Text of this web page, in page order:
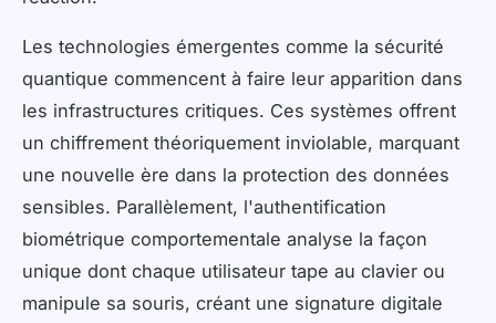
Les technologies émergentes comme la sécurité
quantique commencent à faire leur apparition dans
les infrastructures critiques. Ces systèmes offrent
un chiffrement théoriquement inviolable, marquant
une nouvelle ère dans la protection des données
sensibles. Parallèlement, l'authentification
biométrique comportementale analyse la façon
unique dont chaque utilisateur tape au clavier ou
manipule sa souris, créant une signature digitale